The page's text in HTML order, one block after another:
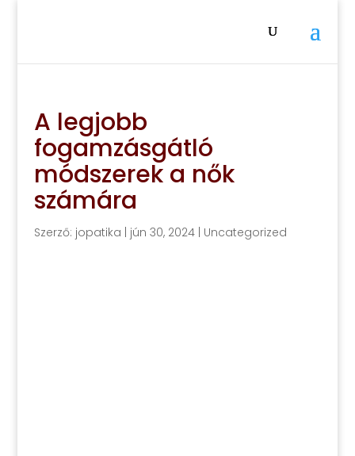
A legjobb
fogamzásgátló
módszerek a nők
számára
Szerző: jopatika jún 30, 2024| Uncategorized